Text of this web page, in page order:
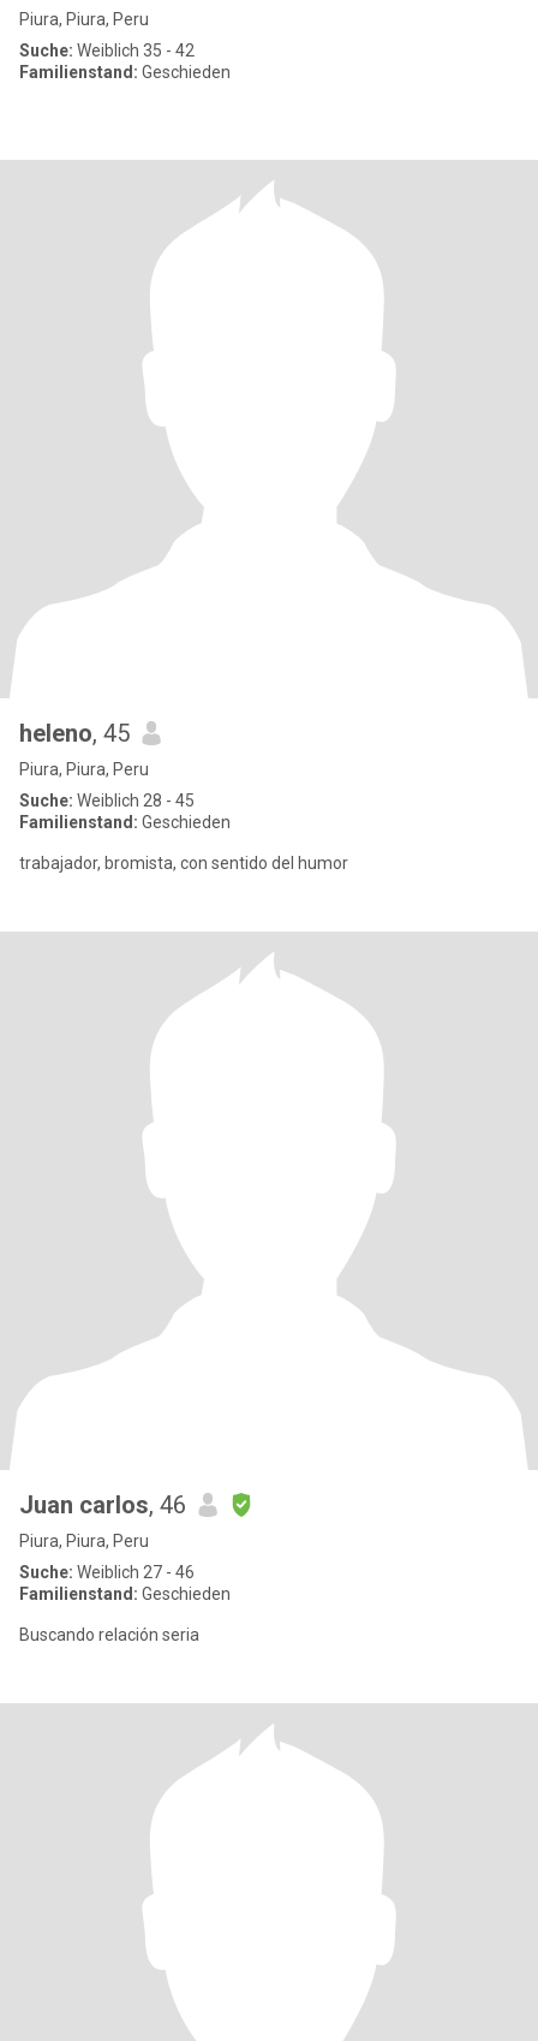
Piura, Piura, Peru
Suche: Weiblich 35 - 42
Familienstand: Geschieden
heleno, 45
Piura, Piura, Peru
Suche: Weiblich 28 - 45
Familienstand: Geschieden
trabajador, bromista, con sentido del humor
Juan carlos, 46
Piura, Piura, Peru
Suche: Weiblich 27 - 46
Familienstand: Geschieden
Buscando relación seria